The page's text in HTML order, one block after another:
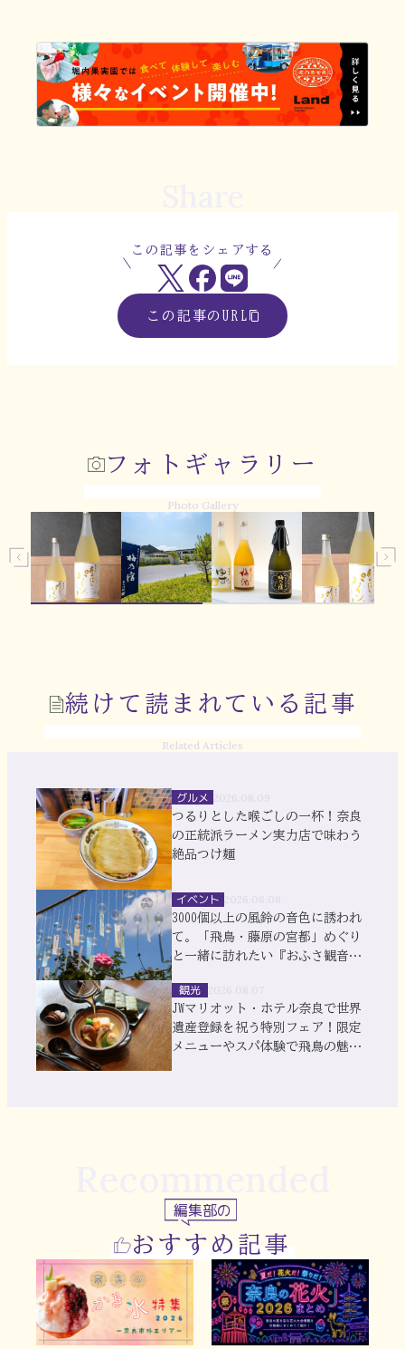
この記事をシェアする
この記事のURL
フォトギャラリー
Photo Gallery
続けて読まれている記事
Related Articles
グルメ
つるりとした喉ごしの一杯！奈良
の正統派ラーメン実力店で味わう
絶品つけ麺
イベント
3000個以上の風鈴の音色に誘われ
て。「飛鳥・藤原の宮都」めぐり
と一緒に訪れたい『おふさ観音』
観光
JWマリオット・ホテル奈良で世界
遺産登録を祝う特別フェア！限定
メニューやスパ体験で飛鳥の魅力
編集部の
おすすめ記事